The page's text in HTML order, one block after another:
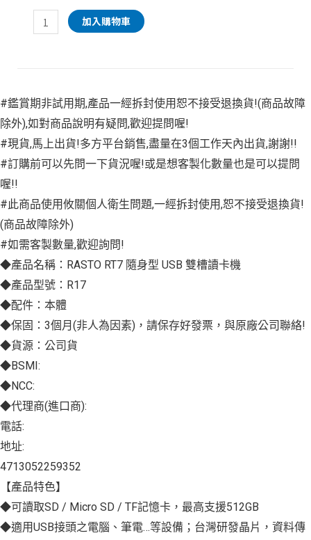
加入購物車
#鑑賞期非試用期,產品一經拆封使用恕不接受退換貨!(商品故障
除外),如對商品說明有疑問,歡迎提問喔!
#現貨,馬上出貨!多方平台銷售,盡量在3個工作天內出貨,謝謝!!
#訂購前可以先問一下貨況喔!或是想客製化數量也是可以提問
喔!!
#此商品使用攸關個人衛生問題,一經拆封使用,恕不接受退換貨!
(商品故障除外)
#如需客製數量,歡迎詢問!
◆產品名稱：RASTO RT7 隨身型 USB 雙槽讀卡機
◆產品型號：R17
◆配件：本體
◆保固：3個月(非人為因素)，請保存好發票，與原廠公司聯絡!
◆貨源：公司貨
◆BSMI:
◆NCC:
◆代理商(進口商):
電話:
地址:
4713052259352
【產品特色】
◆可讀取SD / Micro SD / TF記憶卡，最高支援512GB
◆適用USB接頭之電腦、筆電…等設備；台灣研發晶片，資料傳